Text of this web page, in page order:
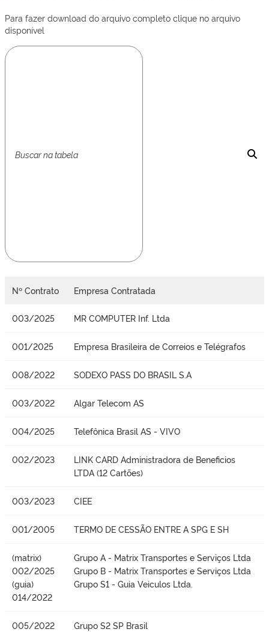
Para fazer download do arquivo completo clique no arquivo
disponível
Nº Contrato Empresa Contratada
003/2025 MR COMPUTER Inf. Ltda
001/2025 Empresa Brasileira de Correios e Telégrafos
008/2022 SODEXO PASS DO BRASIL S.A
003/2022 Algar Telecom AS
004/2025 Telefônica Brasil AS - VIVO
002/2023
LINK CARD Administradora de Beneficios
LTDA (12 Cartões)
003/2023 CIEE
001/2005 TERMO DE CESSÃO ENTRE A SPG E SH
(matrix)
002/2025
(guia)
014/2022
Grupo A - Matrix Transportes e Serviços Ltda
Grupo B - Matrix Transportes e Serviços Ltda
Grupo S1 - Guia Veiculos Ltda.
005/2022 Grupo S2 SP Brasil